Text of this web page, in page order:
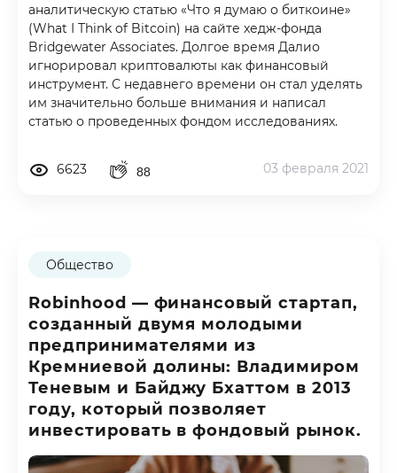
аналитическую статью «Что я думаю о биткоине»
(What I Think of Bitcoin) на сайте хедж-фонда
Bridgewater Associates. Долгое время Далио
игнорировал криптовалюты как финансовый
инструмент. С недавнего времени он стал уделять
им значительно больше внимания и написал
статью о проведенных фондом исследованиях.
6623 88 03 февраля 2021
Общество
Robinhood — финансовый стартап,
созданный двумя молодыми
предпринимателями из
Кремниевой долины: Владимиром
Теневым и Байджу Бхаттом в 2013
году, который позволяет
инвестировать в фондовый рынок.